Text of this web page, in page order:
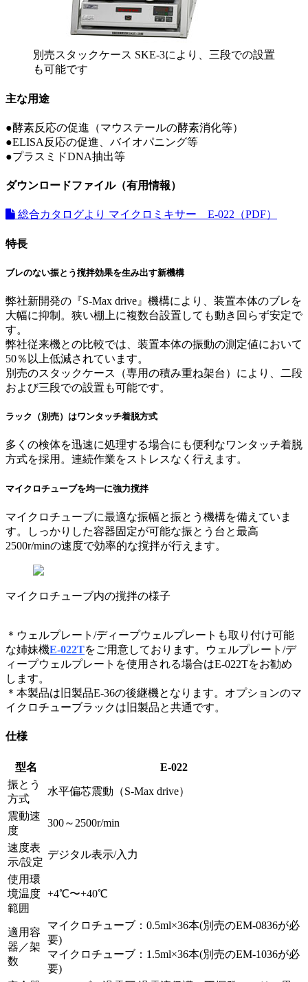
別売スタックケース SKE-3により、三段での設置
も可能です
主な用途
●酵素反応の促進（マウステールの酵素消化等）
●ELISA反応の促進、バイオパニング等
●プラスミドDNA抽出等
ダウンロードファイル（有用情報）
総合カタログより マイクロミキサー E-022（PDF）
特長
ブレのない振とう撹拌効果を生み出す新機構
弊社新開発の『S-Max drive』機構により、装置本体のブレを
大幅に抑制。狭い棚上に複数台設置しても動き回らず安定で
す。
弊社従来機との比較では、装置本体の振動の測定値において
50％以上低減されています。
別売のスタックケース（専用の積み重ね架台）により、二段
および三段での設置も可能です。
ラック（別売）はワンタッチ着脱方式
多くの検体を迅速に処理する場合にも便利なワンタッチ着脱
方式を採用。連続作業をストレスなく行えます。
マイクロチューブを均一に強力撹拌
マイクロチューブに最適な振幅と振とう機構を備えていま
す。しっかりした容器固定が可能な振とう台と最高
2500r/minの速度で効率的な撹拌が行えます。
マイクロチューブ内の撹拌の様子
＊ウェルプレート/ディープウェルプレートも取り付け可能
な姉妹機E-022Tをご用意しております。ウェルプレート/デ
ィープウェルプレートを使用される場合はE-022Tをお勧め
します。
＊本製品は旧製品E-36の後継機となります。オプションのマ
イクロチューブラックは旧製品と共通です。
仕様
型名
E-022
振とう
方式
水平偏芯震動（S-Max drive）
震動速
度
300～2500r/min
速度表
示/設定
デジタル表示/入力
使用環
境温度
範囲
+4℃〜+40℃
適用容
器／架
数
マイクロチューブ：0.5ml×36本(別売のEM-0836が必
要)
マイクロチューブ：1.5ml×36本(別売のEM-1036が必
要)